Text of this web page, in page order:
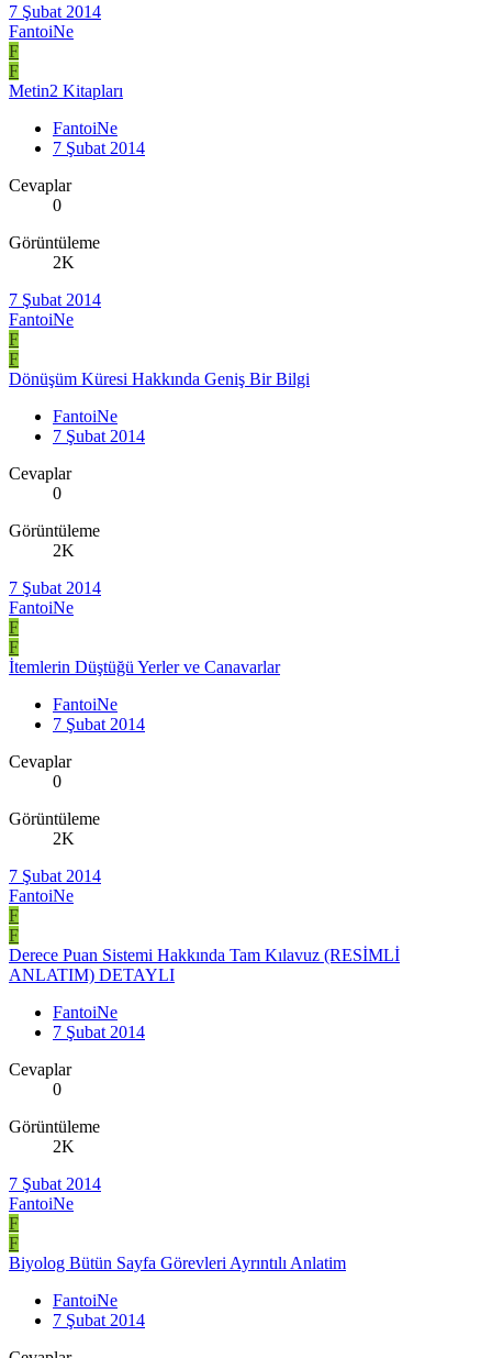
7 Şubat 2014
FantoiNe
F
F
Metin2 Kitapları
FantoiNe
7 Şubat 2014
Cevaplar
0
Görüntüleme
2K
7 Şubat 2014
FantoiNe
F
F
Dönüşüm Küresi Hakkında Geniş Bir Bilgi
FantoiNe
7 Şubat 2014
Cevaplar
0
Görüntüleme
2K
7 Şubat 2014
FantoiNe
F
F
İtemlerin Düştüğü Yerler ve Canavarlar
FantoiNe
7 Şubat 2014
Cevaplar
0
Görüntüleme
2K
7 Şubat 2014
FantoiNe
F
F
Derece Puan Sistemi Hakkında Tam Kılavuz (RESİMLİ
ANLATIM) DETAYLI
FantoiNe
7 Şubat 2014
Cevaplar
0
Görüntüleme
2K
7 Şubat 2014
FantoiNe
F
F
Biyolog Bütün Sayfa Görevleri Ayrıntılı Anlatim
FantoiNe
7 Şubat 2014